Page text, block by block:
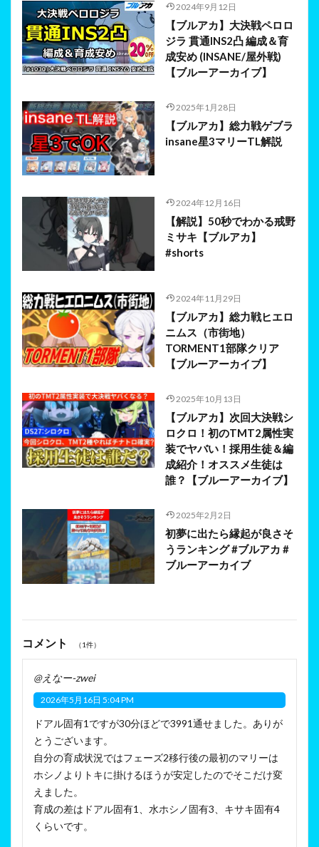
2024年9月12日
【ブルアカ】大決戦ペロロ
ジラ 貫通INS2凸 編成＆育
成安め (INSANE/屋外戦)
【ブルーアーカイブ】
2025年1月28日
【ブルアカ】総力戦ゲブラ
insane星3マリーTL解説
2024年12月16日
【解説】50秒でわかる戒野
ミサキ【ブルアカ】
#shorts
2024年11月29日
【ブルアカ】総力戦ヒエロ
ニムス（市街地）
TORMENT1部隊クリア
【ブルーアーカイブ】
2025年10月13日
【ブルアカ】次回大決戦シ
ロクロ！初のTMT2属性実
装でヤバい！採用生徒＆編
成紹介！オススメ生徒は
誰？【ブルーアーカイブ】
2025年2月2日
初夢に出たら縁起が良さそ
うランキング #ブルアカ #
ブルーアーカイブ
コメント （1件）
@えなー-zwei
2026年5月16日 5:04 PM
ドアル固有1ですが30分ほどで3991通せました。ありが
とうございます。
自分の育成状況ではフェーズ2移行後の最初のマリーは
ホシノよりトキに掛けるほうが安定したのでそこだけ変
えました。
育成の差はドアル固有1、水ホシノ固有3、キサキ固有4
くらいです。